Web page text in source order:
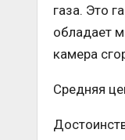
газа. Это
обладает
камера
Средняя